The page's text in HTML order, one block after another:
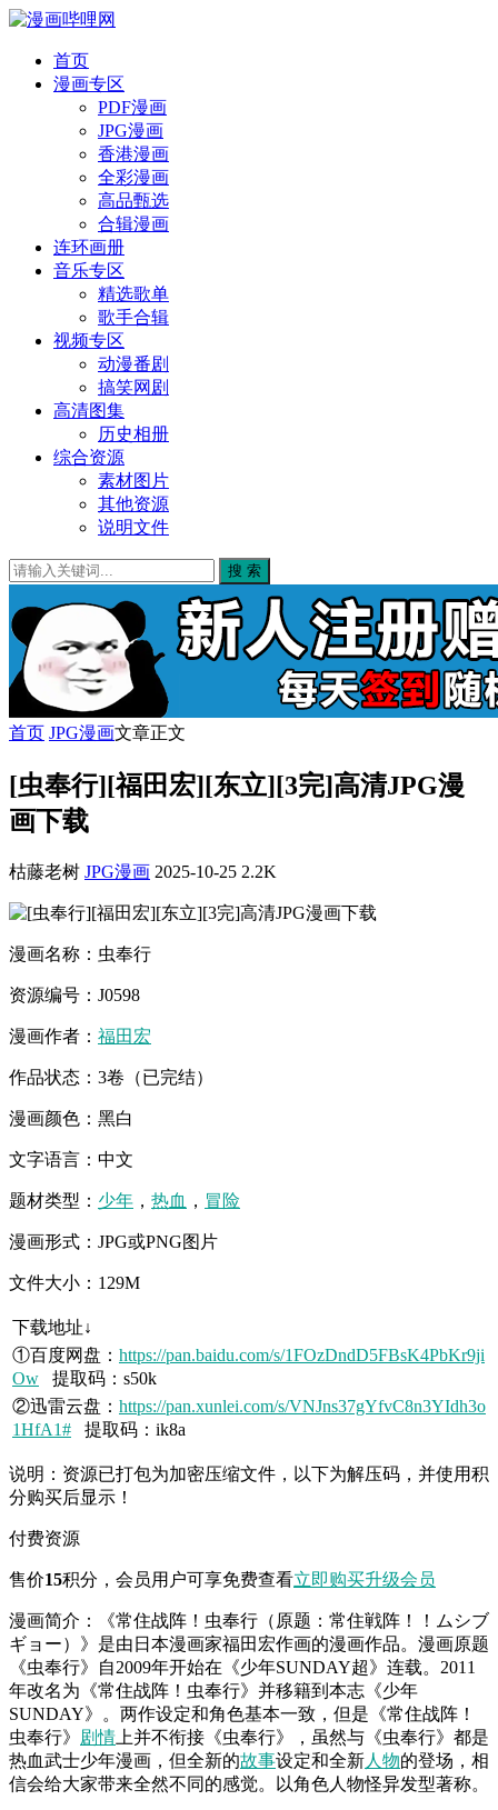
首页
漫画专区
PDF漫画
JPG漫画
香港漫画
全彩漫画
高品甄选
合辑漫画
连环画册
音乐专区
精选歌单
歌手合辑
视频专区
动漫番剧
搞笑网剧
高清图集
历史相册
综合资源
素材图片
其他资源
说明文件
搜 索
首页 JPG漫画文章正文
[虫奉行][福田宏][东立][3完]高清JPG漫
画下载
枯藤老树 JPG漫画 2025-10-25 2.2K
漫画名称：虫奉行
资源编号：J0598
漫画作者： 福田宏
作品状态：3卷（已完结）
漫画颜色：黑白
文字语言：中文
题材类型： 少年 ， 热血 ， 冒险
漫画形式：JPG或PNG图片
文件大小：129M
下载地址↓
①百度网盘： https://pan.baidu.com/s/1FOzDndD5FBsK4PbKr9ji
Ow 提取码：s50k
②迅雷云盘： https://pan.xunlei.com/s/VNJns37gYfvC8n3YIdh3o
1HfA1# 提取码：ik8a
说明：资源已打包为加密压缩文件，以下为解压码，并使用积
分购买后显示！
付费资源
售价15积分 ，会员用户可享免费查看立即购买升级会员
漫画简介：《常住战阵！虫奉行（原题：常住戦阵！！ムシブ
ギョー）》是由日本漫画家福田宏作画的漫画作品。漫画原题
《虫奉行》自2009年开始在《少年SUNDAY超》连载。2011
年改名为《常住战阵！虫奉行》并移籍到本志《少年
SUNDAY》。两作设定和角色基本一致，但是《常住战阵！
虫奉行》 剧情 上并不衔接《虫奉行》，虽然与《虫奉行》都是
热血武士少年漫画，但全新的故事设定和全新人物的登场，相
信会给大家带来全然不同的感觉。以角色人物怪异发型著称。